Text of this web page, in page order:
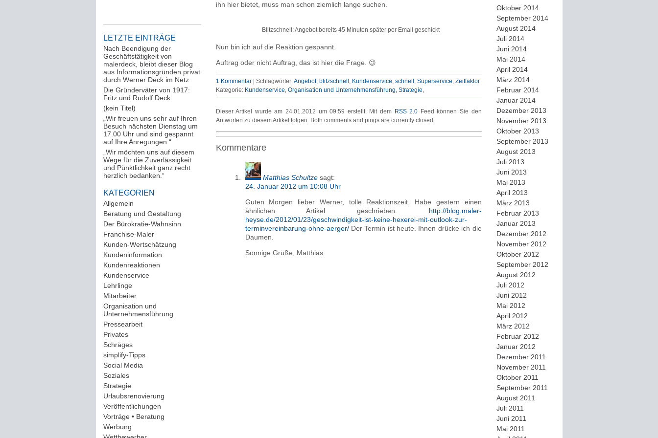
LETZTE EINTRÄGE
Nach Beendigung der
Geschäftstätigkeit von
malerdeck, bleibt dieser Blog
aus Informationsgründen privat
durch Werner Deck im Netz
Die Gründerväter von 1917:
Fritz und Rudolf Deck
(kein Titel)
„Wir freuen uns sehr auf Ihren
Besuch nächsten Dienstag um
17.00 Uhr und sind gespannt
auf Ihre Anregungen.“
„Wir möchten uns auf diesem
Wege für die Zuverlässigkeit
und Pünktlichkeit ganz recht
herzlich bedanken.“
KATEGORIEN
Allgemein
Beratung und Gestaltung
Der Bürokratie-Wahnsinn
Franchise-Maler(42)
Kunden-Wertschätzung
Kundeninformation
Kundenreaktionen
Kundenservice(178)
Lehrlinge(54)
Mitarbeiter(163)
Organisation und
Unternehmensführung
Pressearbeit(12)
Privates(193)
Schräges(161)
simplify-Tipps(123)
Social Media
Soziales(37)
Strategie(220)
Urlaubsrenovierung
Veröffentlichungen
Vorträge • Beratung
Werbung
ihn hier bietet, muss man schon ziemlich lange suchen.
Blitzschnell: Angebot bereits 45 Minuten später per Email geschickt
Nun bin ich auf die Reaktion gespannt.
Auftrag oder nicht Auftrag, das ist hier die Frage. 😉
1 Kommentar| Schlagwörter:Angebot, blitzschnell , Kundenservice, schnell , Superservice, Zeitfaktor
Kategorie: Kundenservice Organisation und Unternehmensführung Strategie
Dieser Artikel wurde am 24.01.2012 um 09:59 erstellt. Mit dem RSS 2.0 Feed können Sie den
Antworten zu diesem Artikel folgen. Both comments and pings are currently closed.
Kommentare
Matthias Schultze sagt:
24. Januar 2012 um 10:08 Uhr
Guten Morgen lieber Werner, tolle Reaktionszeit. Habe gestern einen
ähnlichen Artikel geschrieben. http://blog.maler-
heyse.de/2012/01/23/geschwindigkeit-ist-keine-hexerei-mit-outlook-zur-
terminvereinbarung-ohne-aerger/Der Termin ist heute. Ihnen drücke ich die
Daumen.
Sonnige Grüße, Matthias
Oktober 2014
September 2014
August 2014
Juli 2014
Juni 2014
Mai 2014
April 2014
März 2014
Februar 2014
Januar 2014
Dezember 2013
November 2013
Oktober 2013
September 2013
August 2013
Juli 2013
Juni 2013
Mai 2013
April 2013
März 2013
Februar 2013
Januar 2013
Dezember 2012
November 2012
Oktober 2012
September 2012
August 2012
Juli 2012
Juni 2012
Mai 2012
April 2012
März 2012
Februar 2012
Januar 2012
Dezember 2011
November 2011
Oktober 2011
September 2011
August 2011
Juli 2011
Juni 2011
Mai 2011